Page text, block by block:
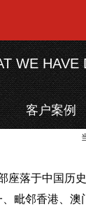
WE HAVE
客户案例
座落于中国历
毗邻香港、澳